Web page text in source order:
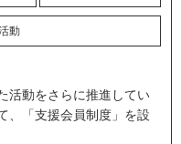
動
活動をさらに推進してい
、「支援会員制度」を設